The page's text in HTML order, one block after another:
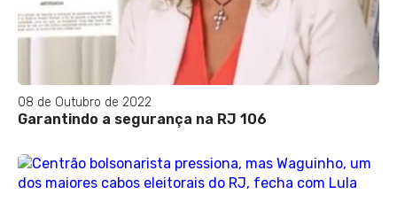
08 de Outubro de 2022
Garantindo a segurança na RJ 106